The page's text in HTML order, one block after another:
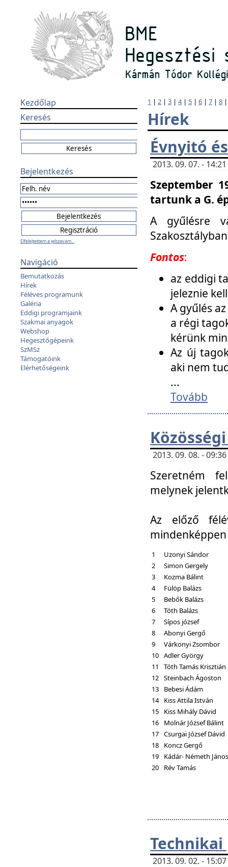
Kezdőlap
Keresés
Bejelentkezés
Elfelejtettem a jelszavam...
Navigáció
Bemutatkozás
Hírek
Féléves programunk
Galéria
Eddigi programjaink
Szakmai anyagok
Webshop
Hegesztőgépeink
SzMSz
Támogatóink
Elérhetőségeink
1 | 2 | 3 | 4| 5 | 6 | 7 | 8
Hírek
Évnyitó
2013. 09. 07. -
Szeptember
tartunk a G.
A gyűlésre
Fontos:
az eddigi
jeleznie
A gyűlés
a régi
kérünk
Az új
aki nem
...
Tovább
2013. 09. 08. -
Szeretném
melynek
Az előző
1
Uzonyi Sándor
2
Simon Gergely
3
Kozma Bálint
4
Fülöp Balázs
5
Bebők Balázs
6
Tóth Balázs
7
Sípos józsef
8
Abonyi Gergő
9
Várkonyi Zsombor
10 Adler György
11
Tóth Tamás Krisztián
12 Steinbach Ágoston
13
Bebesi Ádám
14 Kiss Attila István
15
Kiss Mihály Dávid
16
Molnár József Bálint
17 Csurgai József Dávid
18
Koncz Gergő
19
Kádár- Németh János
20
Rév Tamás
2013. 09. 02. -